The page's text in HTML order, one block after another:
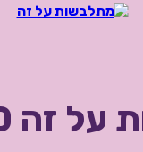
זה 2020